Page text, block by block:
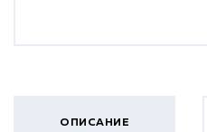
ОПИСАНИЕ